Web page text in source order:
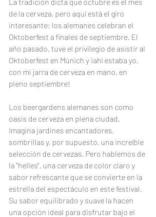
de la cerveza, pero aquí está el giro
interesante: los alemanes celebran el
Oktoberfest a finales de septiembre. El
año pasado, tuve el privilegio de asistir al
Oktoberfest en Múnich y ¡ahí estaba yo,
con mi jarra de cerveza en mano, en
pleno septiembre!
Los beergardens alemanes son como
oasis de cerveza en plena ciudad.
Imagina jardines encantadores,
sombrillas y, por supuesto, una increíble
selección de cervezas. Pero hablemos de
la "helles", una cerveza de color claro y
sabor refrescante que se convierte en la
estrella del espectáculo en este festival.
Su sabor equilibrado y suave la hacen
una opción ideal para disfrutar bajo el